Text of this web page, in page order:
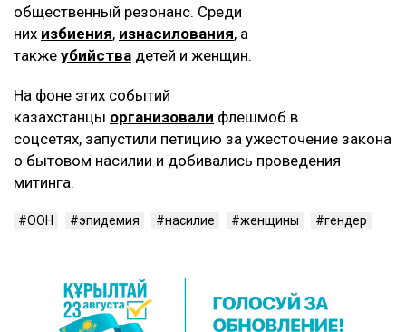
общественный резонанс. Среди
них избиения, изнасилования, а
также убийства детей и женщин.
На фоне этих событий
казахстанцы организовали флешмоб в
соцсетях, запустили петицию за ужесточение закона
о бытовом насилии и добивались проведения
митинга.
ООН эпидемия насилие женщины гендер